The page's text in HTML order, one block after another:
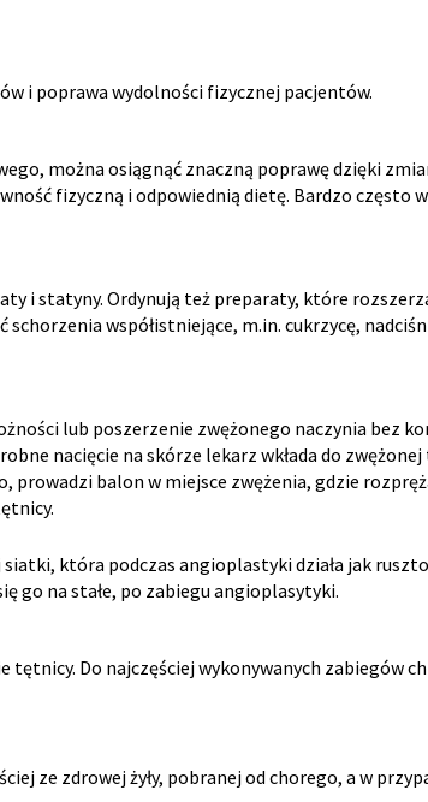
i poprawa wydolności fizycznej pacjentów.
można osiągnąć znaczną poprawę dzięki
fizyczną i odpowiednią dietę. Bardzo często
i statyny. Ordynują też preparaty, które
współistniejące, m.in. cukrzycę,
lub poszerzenie zwężonego naczynia bez
nacięcie na skórze lekarz wkłada do
balon w miejsce zwężenia, gdzie
która podczas angioplastyki działa jak
go na stałe, po zabiegu angioplasytyki.
Do najczęściej wykonywanych zabiegów
ze zdrowej żyły, pobranej od chorego, a w